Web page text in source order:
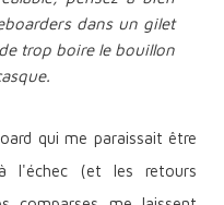
dans un gilet
trop boire le bouillon
qui me paraissait être
l'échec (et les retours